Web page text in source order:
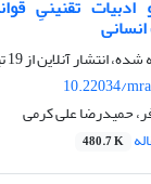
تقنینیِ
انتشار آنلاین از19 تیر 1404
10.22034/
حمیدرضا علی کرمی
480.7 K